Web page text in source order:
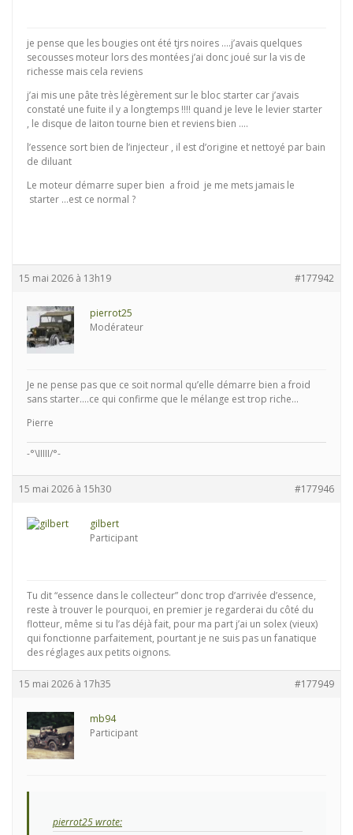
je pense que les bougies ont été tjrs noires ….j’avais quelques
secousses moteur lors des montées j’ai donc joué sur la vis de
richesse mais cela reviens
j’ai mis une pâte très légèrement sur le bloc starter car j’avais
constaté une fuite il y a longtemps !!!! quand je leve le levier starter
, le disque de laiton tourne bien et reviens bien ….
l’essence sort bien de l’injecteur , il est d’origine et nettoyé par bain
de diluant
Le moteur démarre super bien a froid je me mets jamais le
starter …est ce normal ?
15 mai 2026 à 13h19 #177942
pierrot25
Modérateur
Je ne pense pas que ce soit normal qu’elle démarre bien a froid
sans starter….ce qui confirme que le mélange est trop riche…
Pierre
-°\IIIII/°-
15 mai 2026 à 15h30 #177946
gilbert
Participant
Tu dit “essence dans le collecteur” donc trop d’arrivée d’essence,
reste à trouver le pourquoi, en premier je regarderai du côté du
flotteur, même si tu l’as déjà fait, pour ma part j’ai un solex (vieux)
qui fonctionne parfaitement, pourtant je ne suis pas un fanatique
des réglages aux petits oignons.
15 mai 2026 à 17h35 #177949
mb94
Participant
pierrot25 wrote: